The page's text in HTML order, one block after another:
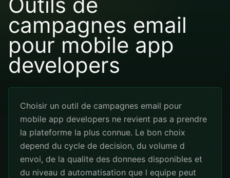
campagnes email
pour mobile app
developers
Choisir un outil de campagnes email pour
mobile app developers ne revient pas a prendre
la plateforme la plus connue. Le bon choix
depend du cycle de decision, du volume d
envoi, de la qualite des donnees disponibles et
du niveau d automatisation que l equipe peut